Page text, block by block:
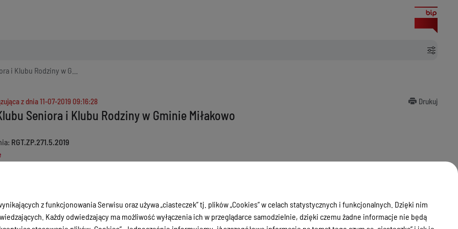
Rodziny w Gminie Miłakowo
z dnia11-07-2019 09:16:28 Drukuj
Seniora i Klubu Rodziny w Gminie Miłakowo
RGT.ZP.271.5.2019
26-06-2019 10:30:00
oferty Urząd Miejski w Miłakowie
z funkcjonowania Serwisu oraz używa „ciasteczek” tj. plików „Cookies” w celach statystycznych i funkcjonalnych. Dzięki nim
Każdy odwiedzający ma możliwość wyłączenia ich w przeglądarce samodzielnie, dzięki czemu żadne informacje nie będą